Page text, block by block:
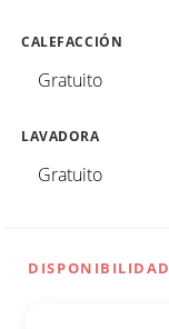
CALEFACCIÓN
Gratuito
LAVADORA
Gratuito
DISPONIBILIDAD